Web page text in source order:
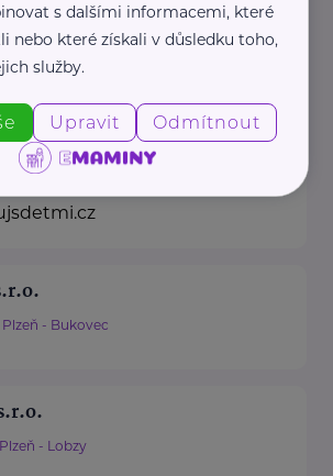
a výletů s
kam na výlet ...
Plzeň - Bukovec
Plzeň - Lobzy
s dalšími informacemi, které
nebo které získali v důsledku toho,
služby.
Upravit Odmítnout